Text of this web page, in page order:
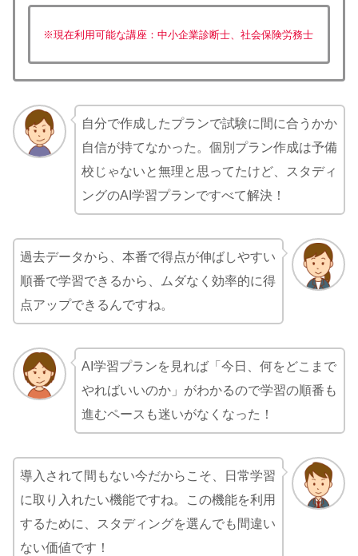
※現在利用可能な講座：中小企業診断士、社会保険労務士
自分で作成したプランで試験に間に合うかか
自信が持てなかった。個別プラン作成は予備
校じゃないと無理と思ってたけど、スタディ
ングのAI学習プランですべて解決！
過去データから、本番で得点が伸ばしやすい
順番で学習できるから、ムダなく効率的に得
点アップできるんですね。
AI学習プランを見れば「今日、何をどこまで
やればいいのか」がわかるので学習の順番も
進むペースも迷いがなくなった！
導入されて間もない今だからこそ、日常学習
に取り入れたい機能ですね。この機能を利用
するために、スタディングを選んでも間違い
ない価値です！